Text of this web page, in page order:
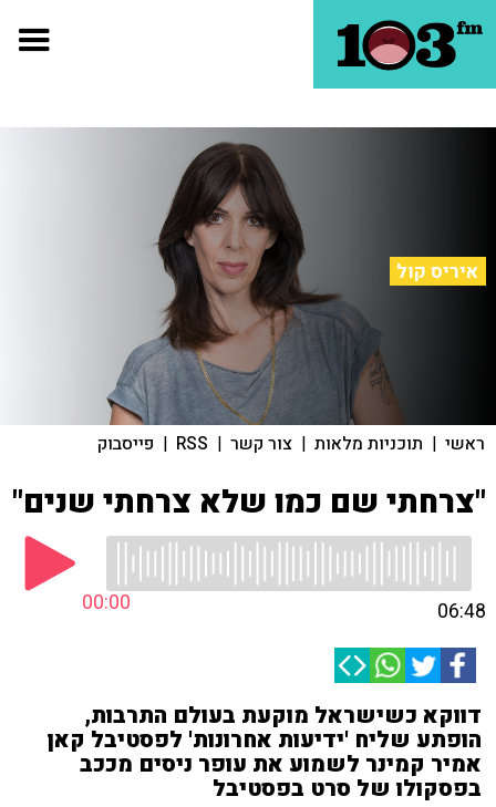
איריס קול
ראשי | תוכניות מלאות | צור קשר |
RSS
| פייסבוק
"צרחתי שם כמו שלא צרחתי שנים"
00:00 06:48
דווקא כשישראל מוקעת בעולם התרבות,
הופתע שליח 'ידיעות אחרונות' לפסטיבל קאן
אמיר קמינר לשמוע את עופר ניסים מככב
בפסקולו של סרט בפסטיבל